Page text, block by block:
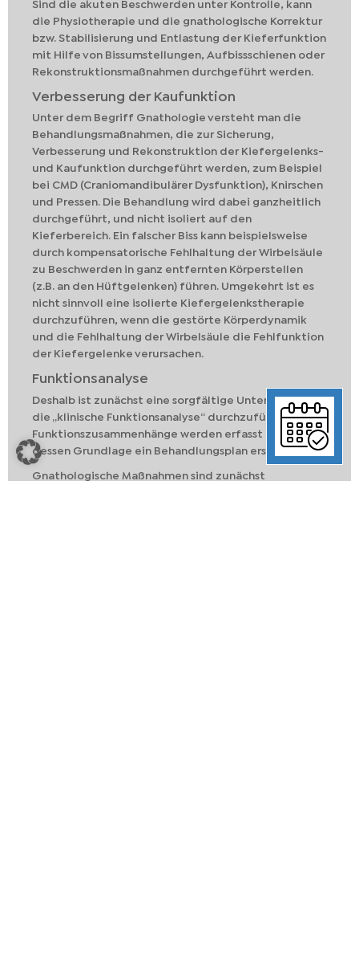
Sind die akuten Beschwerden unter Kontrolle, kann
die Physiotherapie und die gnathologische Korrektur
bzw. Stabilisierung und Entlastung der Kieferfunktion
mit Hilfe von Bissumstellungen, Aufbissschienen oder
Rekonstruktionsmaßnahmen durchgeführt werden.
Verbesserung der Kaufunktion
Unter dem Begriff Gnathologie versteht man die
Behandlungsmaßnahmen, die zur Sicherung,
Verbesserung und Rekonstruktion der Kiefergelenks-
und Kaufunktion durchgeführt werden, zum Beispiel
bei CMD (Craniomandibulärer Dysfunktion), Knirschen
und Pressen. Die Behandlung wird dabei ganzheitlich
durchgeführt, und nicht isoliert auf den
Kieferbereich. Ein falscher Biss kann beispielsweise
durch kompensatorische Fehlhaltung der Wirbelsäule
zu Beschwerden in ganz entfernten Körperstellen
(z.B. an den Hüftgelenken) führen. Umgekehrt ist es
nicht sinnvoll eine isolierte Kiefergelenkstherapie
durchzuführen, wenn die gestörte Körperdynamik
und die Fehlhaltung der Wirbelsäule die Fehlfunktion
der Kiefergelenke verursachen.
Funktionsanalyse
Deshalb ist zunächst eine sorgfältige Untersuchung,
die „klinische Funktionsanalyse“ durchzuführen. Die
Funktionszusammenhänge werden erfasst und auf
dessen Grundlage ein Behandlungsplan erstellt.
Gnathologische Maßnahmen sind zunächst